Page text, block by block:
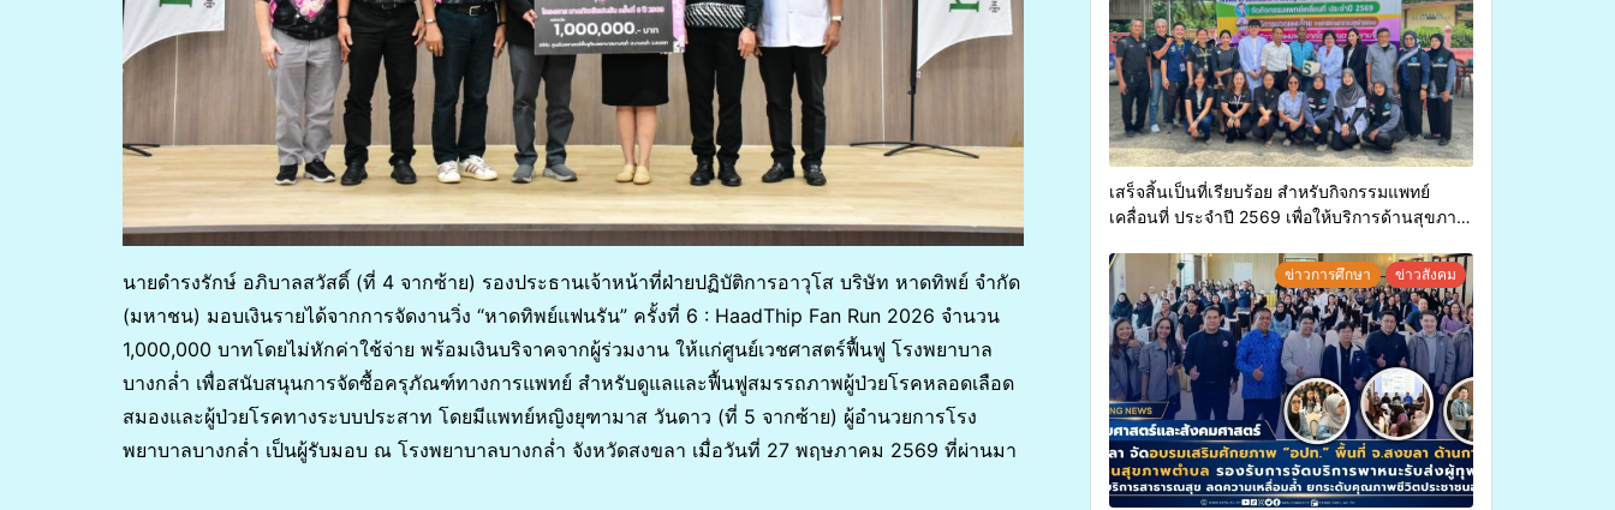
นายดำรงรักษ์ อภิบาลสวัสดิ์ (ที่ 4 จากซ้าย) รองประธานเจ้าหน้าที่ฝ่ายปฏิบัติการอาวุโส บริษัท หาดทิพย์ จำกัด
(มหาชน) มอบเงินรายได้จากการจัดงานวิ่ง “หาดทิพย์แฟนรัน” ครั้งที่ 6 : HaadThip Fan Run 2026 จำนวน
1,000,000 บาทโดยไม่หักค่าใช้จ่าย พร้อมเงินบริจาคจากผู้ร่วมงาน ให้แก่ศูนย์เวชศาสตร์ฟื้นฟู โรงพยาบาล
บางกล่ำ เพื่อสนับสนุนการจัดซื้อครุภัณฑ์ทางการแพทย์ สำหรับดูแลและฟื้นฟูสมรรถภาพผู้ป่วยโรคหลอดเลือด
สมองและผู้ป่วยโรคทางระบบประสาท โดยมีแพทย์หญิงยุฑามาส วันดาว (ที่ 5 จากซ้าย) ผู้อำนวยการโรง
พยาบาลบางกล่ำ เป็นผู้รับมอบ ณ โรงพยาบาลบางกล่ำ จังหวัดสงขลา เมื่อวันที่ 27 พฤษภาคม 2569 ที่ผ่านมา
เสร็จสิ้นเป็นที่เรียบร้อย สำหรับกิจกรรมแพทย์
เคลื่อนที่ ประจำปี 2569 เพื่อให้บริการด้านสุขภาพ
ข่าวการศึกษา ข่าวสังคม